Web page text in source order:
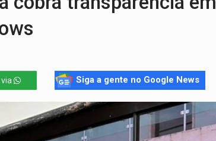
de drogas em fundo falso de caminhão
na frente de comércio
primeiro júri popular
(8) de calor intenso e tempo firme
Siga a gente no Google News